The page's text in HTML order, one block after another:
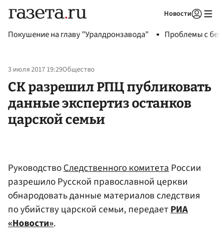
Новости
Покушение на главу "Уралдронзавода" Проблемы с
3 июля 2017 19:29Общество
СК разрешил РПЦ публиковать
данные экспертиз останков
царской семьи
РуководствоСледственного комитетаРоссии
разрешило Русской православной церкви
обнародовать данные материалов следствия
по убийству царской семьи, передаетРИА
«Новости».